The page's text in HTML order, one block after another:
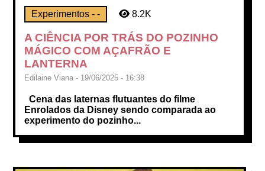
Experimentos - - 8.2K
A CIÊNCIA POR TRÁS DO POZINHO
MÁGICO COM AÇAFRÃO E
LANTERNA
Edilaine Viana - 19/06/2025 - 16:38
Cena das laternas flutuantes do filme
Enrolados da Disney sendo comparada ao
experimento do pozinho...